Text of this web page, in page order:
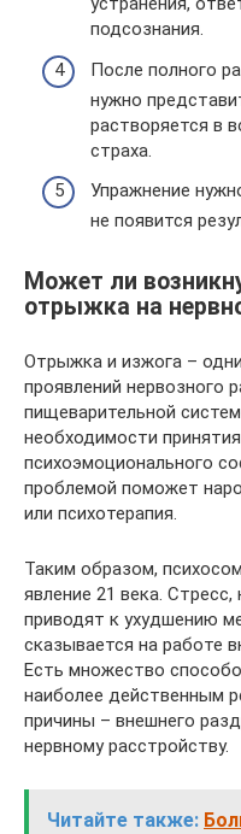
подсознания.
После полного
нужно
растворяется в
страха.
Упражнение
не появится
Может ли
отрыжка на
Отрыжка и изжога –
проявлений нервозного
пищеварительной
необходимости
психоэмоционального
проблемой поможет
или психотерапия.
Таким образом,
явление 21 века.
приводят к ухудшению
сказывается на работе
Есть множество
наиболее действенным
причины – внешнего
нервному расстройству.
Читайте также: